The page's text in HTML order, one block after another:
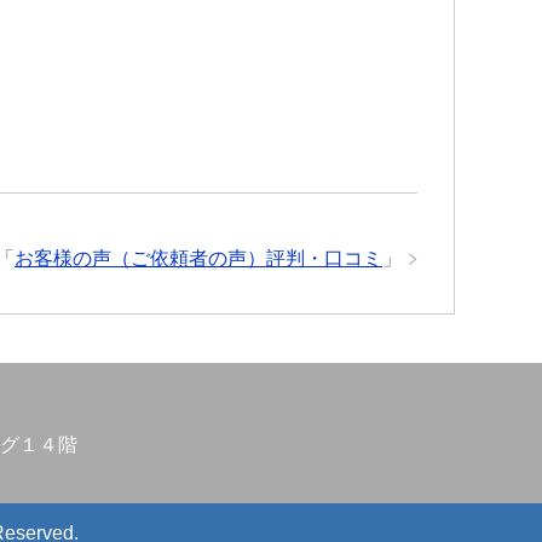
お客様の声（ご依頼者の声）評判・口コミ 」
１４階